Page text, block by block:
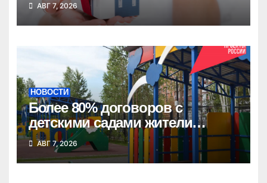
собственности на квартиру
АВГ 7, 2026
НОВОСТИ
Более 80% договоров с
детскими садами жители
Новосибирской области
оформили онлайн
АВГ 7, 2026